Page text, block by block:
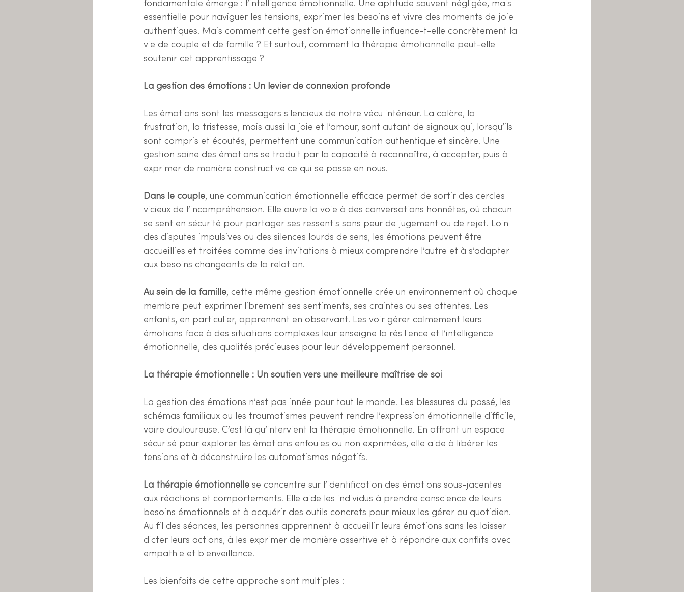
fondamentale émerge : l’intelligence émotionnelle. Une aptitude souvent négligée, mais
essentielle pour naviguer les tensions, exprimer les besoins et vivre des moments de joie
authentiques. Mais comment cette gestion émotionnelle influence-t-elle concrètement la
vie de couple et de famille ? Et surtout, comment la thérapie émotionnelle peut-elle
soutenir cet apprentissage ?
La gestion des émotions : Un levier de connexion profonde
Les émotions sont les messagers silencieux de notre vécu intérieur. La colère, la
frustration, la tristesse, mais aussi la joie et l’amour, sont autant de signaux qui, lorsqu’ils
sont compris et écoutés, permettent une communication authentique et sincère. Une
gestion saine des émotions se traduit par la capacité à reconnaître, à accepter, puis à
exprimer de manière constructive ce qui se passe en nous.
Dans le couple, une communication émotionnelle efficace permet de sortir des cercles
vicieux de l’incompréhension. Elle ouvre la voie à des conversations honnêtes, où chacun
se sent en sécurité pour partager ses ressentis sans peur de jugement ou de rejet. Loin
des disputes impulsives ou des silences lourds de sens, les émotions peuvent être
accueillies et traitées comme des invitations à mieux comprendre l’autre et à s’adapter
aux besoins changeants de la relation.
Au sein de la famille, cette même gestion émotionnelle crée un environnement où chaque
membre peut exprimer librement ses sentiments, ses craintes ou ses attentes. Les
enfants, en particulier, apprennent en observant. Les voir gérer calmement leurs
émotions face à des situations complexes leur enseigne la résilience et l’intelligence
émotionnelle, des qualités précieuses pour leur développement personnel.
La thérapie émotionnelle : Un soutien vers une meilleure maîtrise de soi
La gestion des émotions n’est pas innée pour tout le monde. Les blessures du passé, les
schémas familiaux ou les traumatismes peuvent rendre l’expression émotionnelle difficile,
voire douloureuse. C’est là qu’intervient la thérapie émotionnelle. En offrant un espace
sécurisé pour explorer les émotions enfouies ou non exprimées, elle aide à libérer les
tensions et à déconstruire les automatismes négatifs.
La thérapie émotionnelle se concentre sur l’identification des émotions sous-jacentes
aux réactions et comportements. Elle aide les individus à prendre conscience de leurs
besoins émotionnels et à acquérir des outils concrets pour mieux les gérer au quotidien.
Au fil des séances, les personnes apprennent à accueillir leurs émotions sans les laisser
dicter leurs actions, à les exprimer de manière assertive et à répondre aux conflits avec
empathie et bienveillance.
Les bienfaits de cette approche sont multiples :